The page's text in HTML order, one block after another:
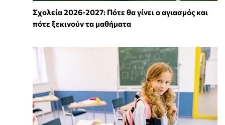
Σχολεία 2026-2027: Πότε θα γίνει ο αγιασμός και
πότε ξεκινούν τα μαθήματα